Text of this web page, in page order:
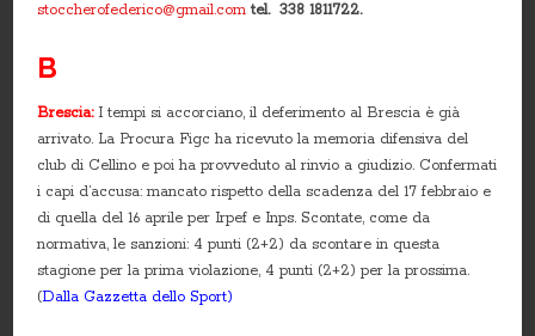
stoccherofederico@gmail.com tel. 338 1811722.
B
Brescia: I tempi si accorciano, il deferimento al Brescia è già
arrivato. La Procura Figc ha ricevuto la memoria difensiva del
club di Cellino e poi ha provveduto al rinvio a giudizio. Confermati
i capi d’accusa: mancato rispetto della scadenza del 17 febbraio e
di quella del 16 aprile per Irpef e Inps. Scontate, come da
normativa, le sanzioni: 4 punti (2+2) da scontare in questa
stagione per la prima violazione, 4 punti (2+2) per la prossima.
(Dalla Gazzetta dello Sport)